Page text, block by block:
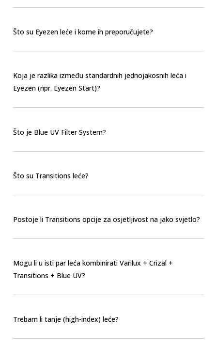
Što su Eyezen leće i kome ih preporučujete?
Koja je razlika između standardnih jednojakosnih leća i
Eyezen (npr. Eyezen Start)?
Što je Blue UV Filter System?
Što su Transitions leće?
Postoje li Transitions opcije za osjetljivost na jako svjetlo?
Mogu li u isti par leća kombinirati Varilux + Crizal +
Transitions + Blue UV?
Trebam li tanje (high-index) leće?